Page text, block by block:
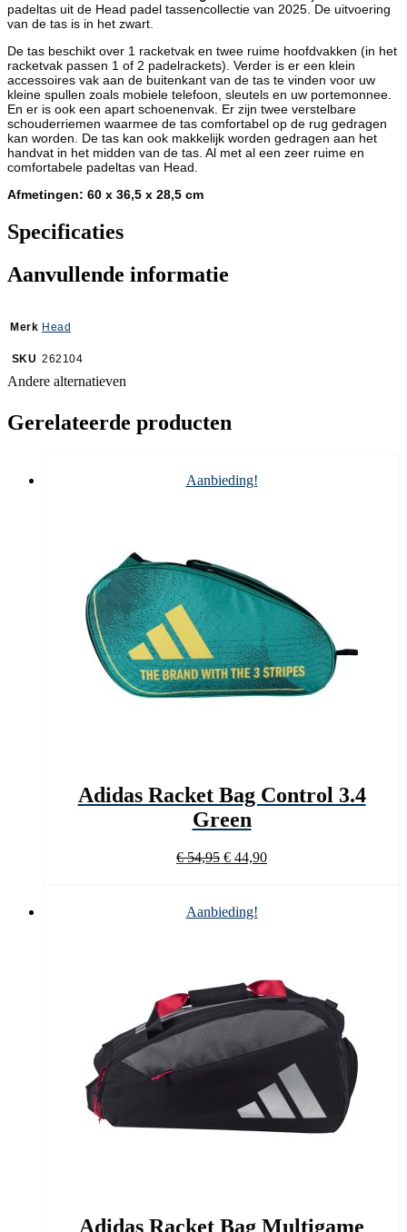
padeltas uit de Head padel tassencollectie van 2025. De uitvoering
van de tas is in het zwart.
De tas beschikt over 1 racketvak en twee ruime hoofdvakken (in het
racketvak passen 1 of 2 padelrackets). Verder is er een klein
accessoires vak aan de buitenkant van de tas te vinden voor uw
kleine spullen zoals mobiele telefoon, sleutels en uw portemonnee.
En er is ook een apart schoenenvak. Er zijn twee verstelbare
schouderriemen waarmee de tas comfortabel op de rug gedragen
kan worden. De tas kan ook makkelijk worden gedragen aan het
handvat in het midden van de tas. Al met al een zeer ruime en
comfortabele padeltas van Head.
Afmetingen: 60 x 36,5 x 28,5 cm
Specificaties
Aanvullende informatie
Merk Head
SKU 262104
Andere alternatieven
Gerelateerde producten
Aanbieding!
Adidas Racket Bag Control 3.4
Green
€54,95 Oorspronkelijke
€ 54,95.
€ 44,90Huidige
Aanbieding!
Adidas Racket Bag Multigame